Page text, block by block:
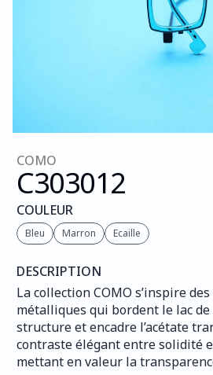
COMO
C303012
COULEUR
Bleu Marron Ecaille
DESCRIPTION
La collection COMO s’inspire
métalliques qui bordent le lac de
structure et encadre l’acétate
contraste élégant entre solidité
mettant en valeur la